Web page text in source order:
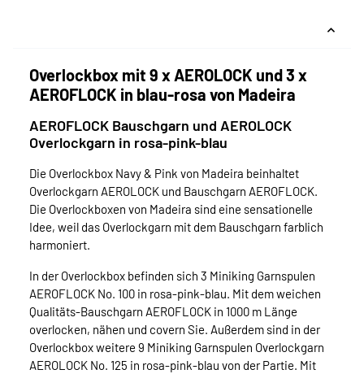
Overlockbox mit 9 x AEROLOCK und 3 x
AEROFLOCK in blau-rosa von Madeira
AEROFLOCK Bauschgarn und AEROLOCK
Overlockgarn in rosa-pink-blau
Die Overlockbox Navy & Pink von Madeira beinhaltet
Overlockgarn AEROLOCK und Bauschgarn AEROFLOCK.
Die Overlockboxen von Madeira sind eine sensationelle
Idee, weil das Overlockgarn mit dem Bauschgarn farblich
harmoniert.
In der Overlockbox befinden sich 3 Miniking Garnspulen
AEROFLOCK No. 100 in rosa-pink-blau. Mit dem weichen
Qualitäts-Bauschgarn AEROFLOCK in 1000 m Länge
overlocken, nähen und covern Sie. Außerdem sind in der
Overlockbox weitere 9 Miniking Garnspulen Overlockgarn
AEROLOCK No. 125 in rosa-pink-blau von der Partie. Mit